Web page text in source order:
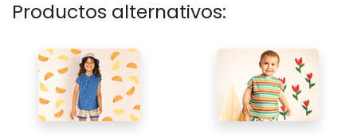
Productos alternativos: